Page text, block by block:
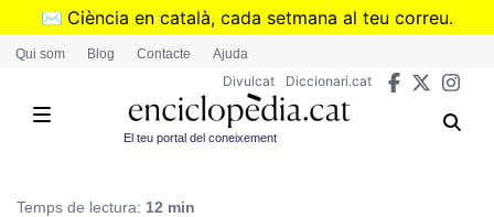
Vés
✉️ Ciència en català, cada setmana al teu correu.
➜Subscriu-te al butlletí de Divulcat
Qui som Blog Contacte Ajuda
Divulcat Diccionari.cat
El teu portal del coneixement
Temps de lectura: 12 min